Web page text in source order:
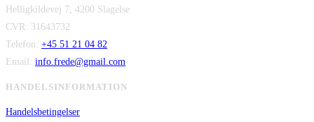
var:
er:
Helligkildevej 7, 4200 Slagelse
CVR: 31643732
Telefon: +45 51 21 04 82
Email: info.frede@gmail.com
HANDELSINFORMATION
Handelsbetingelser